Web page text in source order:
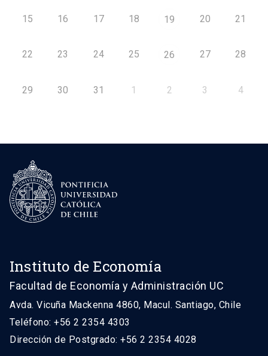
15 16 17 18 19 20 21
22 23 24 25 26 27 28
29 30 31 1 2 3 4
Instituto de Economía
Facultad de Economía y Administración UC
Avda. Vicuña Mackenna 4860, Macul. Santiago, Chile
Teléfono: +56 2 2354 4303
Dirección de Postgrado: +56 2 2354 4028